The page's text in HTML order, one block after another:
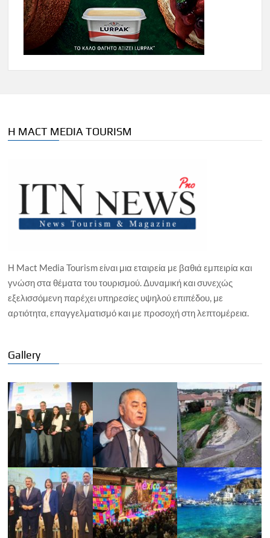
Η MACT MEDIA TOURISM
Η Mact Media Tourism είναι μια εταιρεία με βαθιά εμπειρία και
γνώση στα θέματα του τουρισμού. Δυναμική και συνεχώς
εξελισσόμενη παρέχει υπηρεσίες υψηλού επιπέδου, με
αρτιότητα, επαγγελματισμό και με προσοχή στη λεπτομέρεια.
Gallery